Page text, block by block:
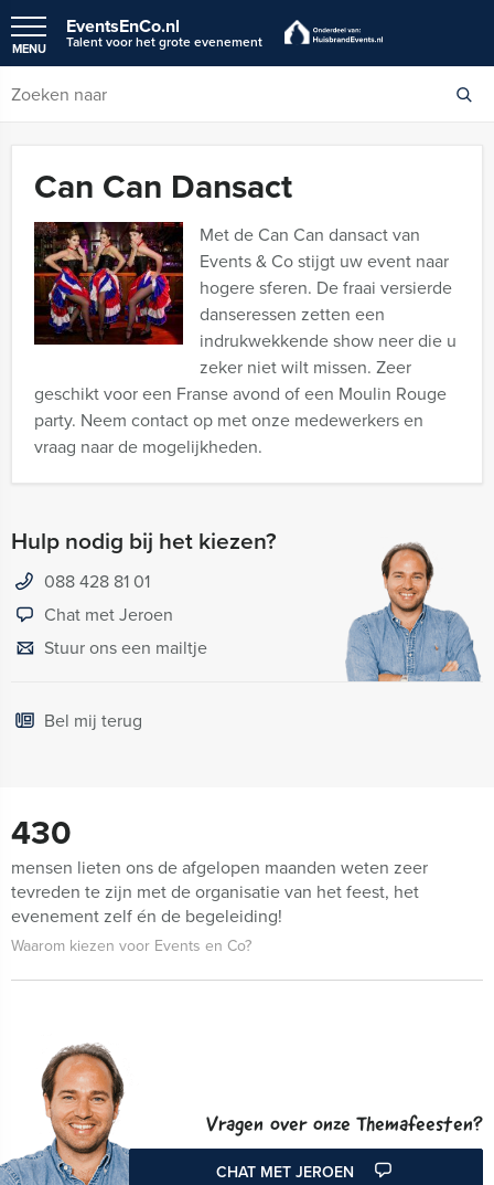
EventsEnCo.nl
Talent voor het grote evenement
MENU
Can Can Dansact
Met de Can Can dansact van
Events & Co stijgt uw event naar
hogere sferen. De fraai versierde
danseressen zetten een
indrukwekkende show neer die u
zeker niet wilt missen. Zeer
geschikt voor een Franse avond of een Moulin Rouge
party. Neem contact op met onze medewerkers en
vraag naar de mogelijkheden.
Hulp nodig bij het kiezen?
088 428 81 01
Chat met Jeroen
Stuur ons een mailtje
Bel mij terug
430
mensen lieten ons de afgelopen maanden weten zeer
tevreden te zijn met de organisatie van het feest, het
evenement zelf én de begeleiding!
Waarom kiezen voor Events en Co?
Vragen over onze Themafeesten?
CHAT MET JEROEN